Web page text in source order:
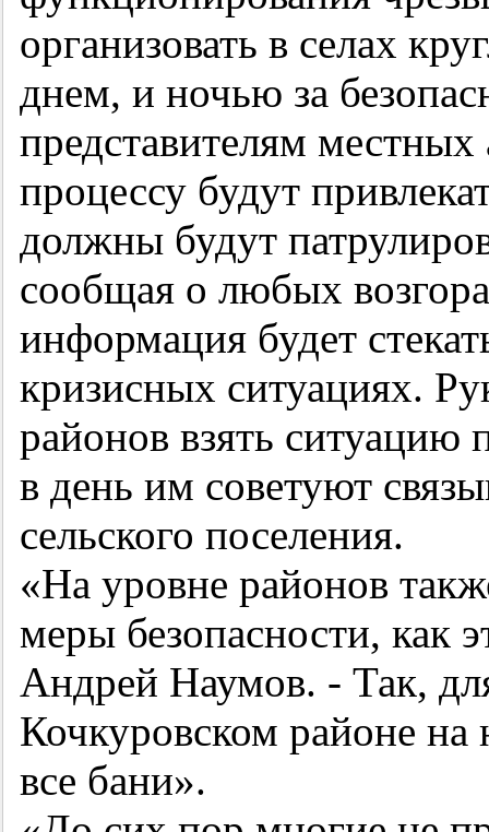
организовать в селах
днем, и ночью за
представителям
процессу будут
должны будут
сообщая о любых
информация будет
кризисных ситуациях.
районов взять
в день им советуют
сельского поселения.
«На уровне районов
меры безопасности, как
Андрей Наумов. - Так,
Кочкуровском районе на
все бани».